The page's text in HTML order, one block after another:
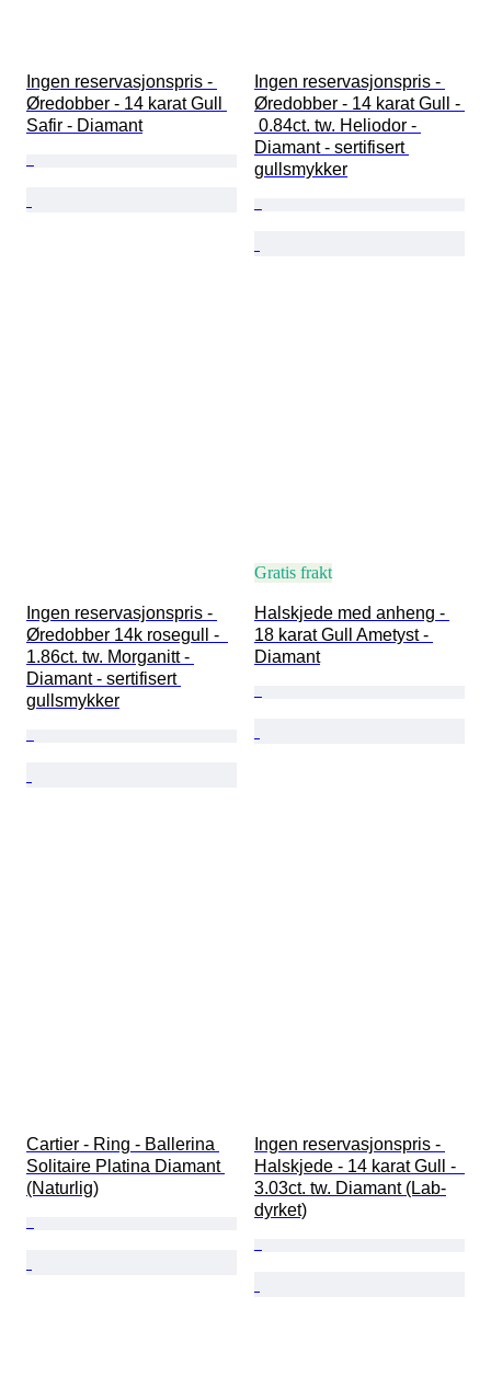
Ingen reservasjonspris -
Øredobber - 14 karat Gull
Safir - Diamant
Ingen reservasjonspris -
Øredobber - 14 karat Gull -
0.84ct. tw. Heliodor -
Diamant - sertifisert
gullsmykker
Ingen reservasjonspris -
Øredobber 14k rosegull -
1.86ct. tw. Morganitt -
Diamant - sertifisert
gullsmykker
Gratis frakt
Halskjede med anheng -
18 karat Gull Ametyst -
Diamant
Cartier - Ring - Ballerina
Solitaire Platina Diamant
(Naturlig)
Ingen reservasjonspris -
Halskjede - 14 karat Gull -
3.03ct. tw. Diamant (Lab-
dyrket)